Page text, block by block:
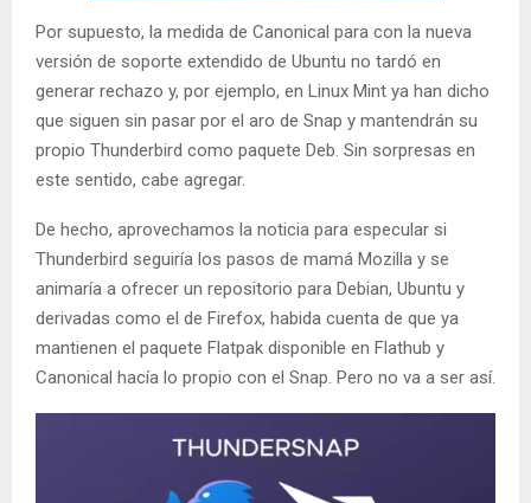
Por supuesto, la medida de Canonical para con la nueva
versión de soporte extendido de Ubuntu no tardó en
generar rechazo y, por ejemplo, en Linux Mint ya han dicho
que siguen sin pasar por el aro de Snap y mantendrán su
propio Thunderbird como paquete Deb. Sin sorpresas en
este sentido, cabe agregar.
De hecho, aprovechamos la noticia para especular si
Thunderbird seguiría los pasos de mamá Mozilla y se
animaría a ofrecer un repositorio para Debian, Ubuntu y
derivadas como el de Firefox, habida cuenta de que ya
mantienen el paquete Flatpak disponible en Flathub y
Canonical hacía lo propio con el Snap. Pero no va a ser así.